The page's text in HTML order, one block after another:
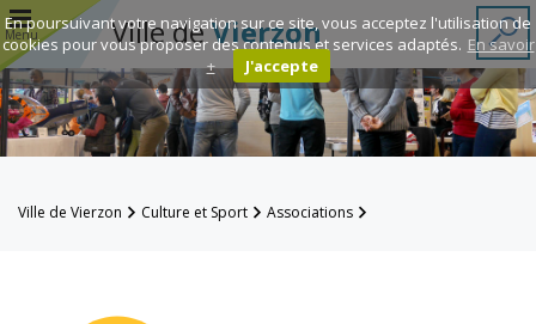
Menu Ville deVierzon
Annuaire des
associations
Espace
Famille
Ville de Vierzon Culture et Sport Associations
En poursuivant votre navigation sur ce site, vous acceptez l'utilisation de
cookies pour vous proposer des contenus et services adaptés. En savoir
+
J'accepte